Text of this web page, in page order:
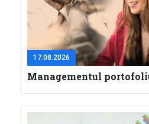
17.08.2026
Managementul